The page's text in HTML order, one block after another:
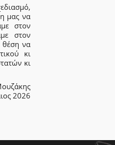
μας να
στον
στον
θέση να
κι
κι
2026